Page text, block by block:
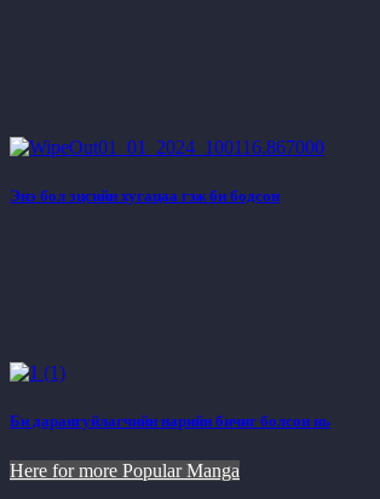
Энэ бол эцсийн хугацаа гэж би бодсон
Би дарангуйлагчийн нарийн бичиг болсон нь
Here for more Popular Manga